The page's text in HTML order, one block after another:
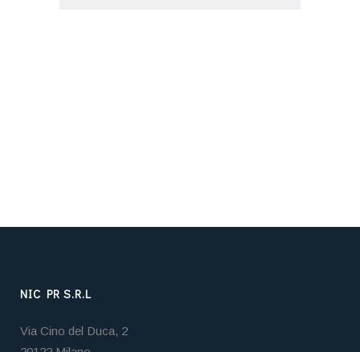
NIC PR S.R.L
Via Cino del Duca, 2